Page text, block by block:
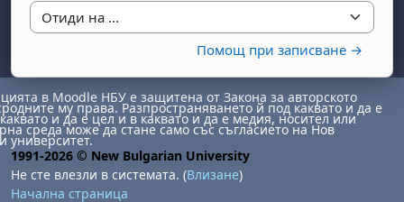
Отиди на ...
Помощ при записване →
в Moodle НБУ е защитена от Закона за авторското
му права. Разпространяването й под каквато и да е
и да е цел и в каквато и да е медия, носител или
среда може да стане само със съгласието на Нов
университет.
1991-2026 © New Bulgarian University
Не сте влезли в системата. (Влизане)
Начална страница